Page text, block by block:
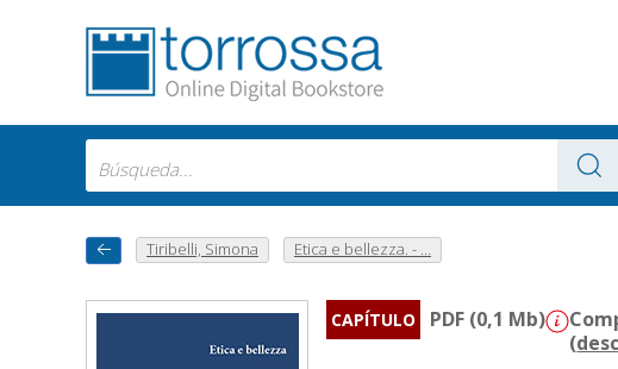
Tiribelli, Simona Etica e bellezza. - ...
CAPÍTULO PDF (0,1 Mb)
(